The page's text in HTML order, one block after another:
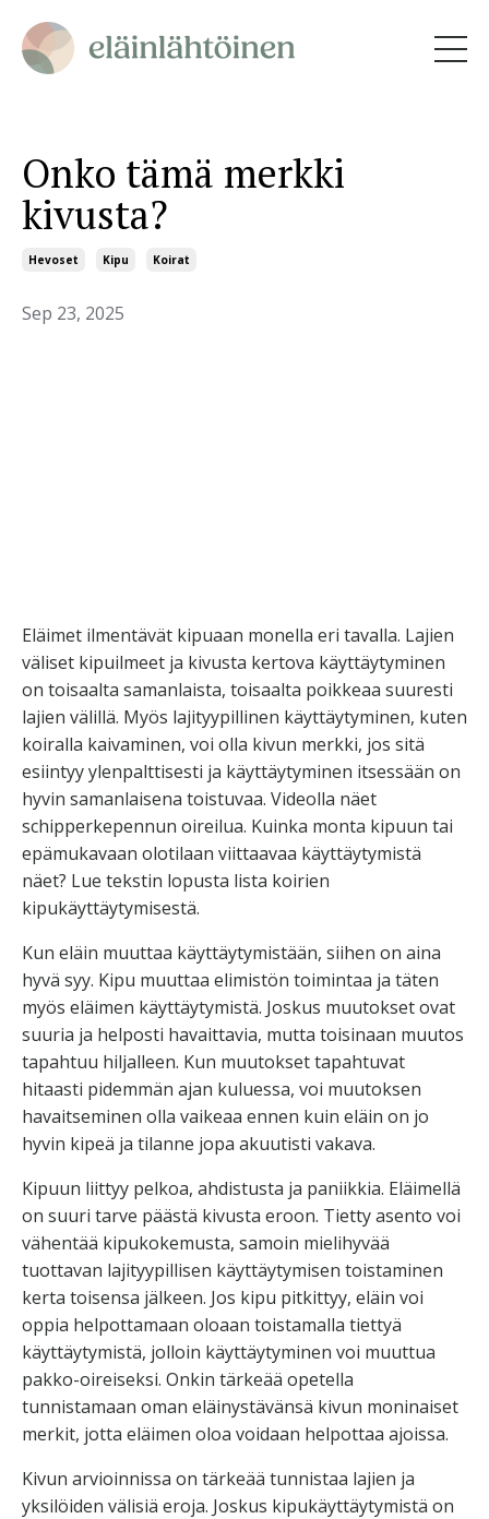
Onko tämä merkki
kivusta?
Hevoset Kipu Koirat
Sep 23, 2025
Eläimet ilmentävät kipuaan monella eri tavalla. Lajien
väliset kipuilmeet ja kivusta kertova käyttäytyminen
on toisaalta samanlaista, toisaalta poikkeaa suuresti
lajien välillä. Myös lajityypillinen käyttäytyminen, kuten
koiralla kaivaminen, voi olla kivun merkki, jos sitä
esiintyy ylenpalttisesti ja käyttäytyminen itsessään on
hyvin samanlaisena toistuvaa. Videolla näet
schipperkepennun oireilua. Kuinka monta kipuun tai
epämukavaan olotilaan viittaavaa käyttäytymistä
näet? Lue tekstin lopusta lista koirien
kipukäyttäytymisestä.
Kun eläin muuttaa käyttäytymistään, siihen on aina
hyvä syy. Kipu muuttaa elimistön toimintaa ja täten
myös eläimen käyttäytymistä. Joskus muutokset ovat
suuria ja helposti havaittavia, mutta toisinaan muutos
tapahtuu hiljalleen. Kun muutokset tapahtuvat
hitaasti pidemmän ajan kuluessa, voi muutoksen
havaitseminen olla vaikeaa ennen kuin eläin on jo
hyvin kipeä ja tilanne jopa akuutisti vakava.
Kipuun liittyy pelkoa, ahdistusta ja paniikkia. Eläimellä
on suuri tarve päästä kivusta eroon. Tietty asento voi
vähentää kipukokemusta, samoin mielihyvää
tuottavan lajityypillisen käyttäytymisen toistaminen
kerta toisensa jälkeen. Jos kipu pitkittyy, eläin voi
oppia helpottamaan oloaan toistamalla tiettyä
käyttäytymistä, jolloin käyttäytyminen voi muuttua
pakko-oireiseksi. Onkin tärkeää opetella
tunnistamaan oman eläinystävänsä kivun moninaiset
merkit, jotta eläimen oloa voidaan helpottaa ajoissa.
Kivun arvioinnissa on tärkeää tunnistaa lajien ja
yksilöiden välisiä eroja. Joskus kipukäyttäytymistä on